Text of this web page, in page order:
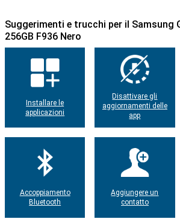
Suggerimenti e trucchi per il Samsung
256GB F936 Nero
Installare le
applicazioni
Disattivare gli
aggiornamenti delle
app
Accoppiamento
Bluetooth
Aggiungere un
contatto